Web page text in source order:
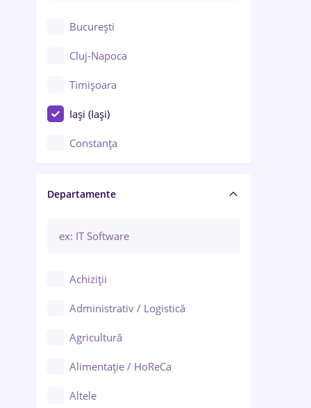
București
Cluj-Napoca
Timișoara
Iași (Iași)
Constanța
Brașov
Bacău
Galați (Galați)
Ploiești
Departamente
Achiziții
Administrativ / Logistică
Agricultură
Alimentație / HoReCa
Altele